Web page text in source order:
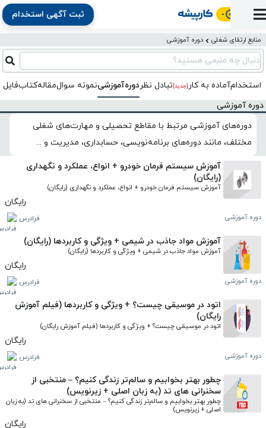
پنل
استخدام
به
کار
ثبت
رزومه
آگهی
آماده
به
کار
ثبت
آگهی
استخدام
نشان
شده‌ها
تبادل
نظر
منابع
ارتقای
شغلی
دوره
آموزشی
مقاله
کتاب
فایل‌و‌قالب
اخبار
استخدام
کارپیشه
جستجوی
کارجویان
(رزومه)
بخش
کارفرمایان
ثبت آگهی استخدام
منابع ارتقای شغلی دوره آموزشی
دنبال چه منبعی هستید؟
استخدامآماده به کار [جدید]تبادل‌ نظردوره‌آموزشینمونه سوالمقالهکتاب
دوره آموزشی
دوره‌های آموزشی مرتبط با مقاطع تحصیلی و مهارت‌های شغلی
مختلف، مانند دوره‌های برنامه‌نویسی، حسابداری، مدیریت و ...
آموزش سیستم فرمان خودرو + انواع، عملکرد و نگهداری
(رایگان)
آموزش سیستم فرمان خودرو + انواع، عملکرد و نگهداری (رایگان)
رایگان
دوره آموزشی فرادرس
آموزش مواد جاذب در شیمی + ویژگی‌ و کاربردها (رایگان)
آموزش مواد جاذب در شیمی + ویژگی‌ و کاربردها (رایگان)
رایگان
دوره آموزشی فرادرس
اتود در موسیقی چیست؟ + ویژگی‌ و کاربردها (فیلم آموزش
رایگان)
اتود در موسیقی چیست؟ + ویژگی‌ و کاربردها (فیلم آموزش رایگان)
رایگان
دوره آموزشی فرادرس
چطور بهتر بخوابیم و سالم‌تر زندگی کنیم؟ – منتخبی از
سخنرانی های تد (به زبان اصلی + زیرنویس)
اصلی + زیرنویس)
رایگان